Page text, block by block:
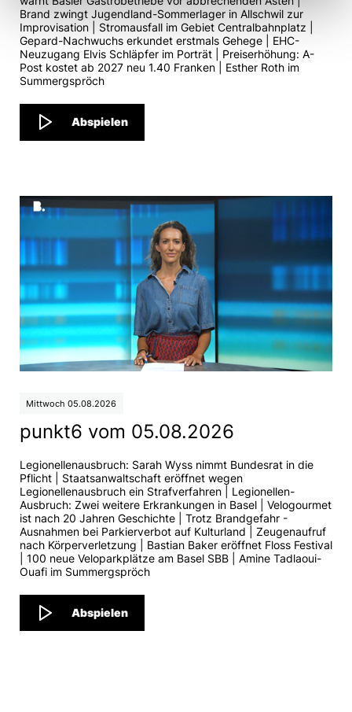
Brand zwingt Jugendland-Sommerlager in Allschwil zur
Improvisation | Stromausfall im Gebiet Centralbahnplatz |
Gepard-Nachwuchs erkundet erstmals Gehege | EHC-
Neuzugang Elvis Schläpfer im Porträt | Preiserhöhung: A-
Post kostet ab 2027 neu 1.40 Franken | Esther Roth im
Summergspröch
Abspielen
Mittwoch 05.08.2026
punkt6 vom 05.08.2026
Legionellenausbruch: Sarah Wyss nimmt Bundesrat in die
Pflicht | Staatsanwaltschaft eröffnet wegen
Legionellenausbruch ein Strafverfahren | Legionellen-
Ausbruch: Zwei weitere Erkrankungen in Basel | Velogourmet
ist nach 20 Jahren Geschichte | Trotz Brandgefahr -
Ausnahmen bei Parkierverbot auf Kulturland | Zeugenaufruf
nach Körperverletzung | Bastian Baker eröffnet Floss Festival
| 100 neue Veloparkplätze am Basel SBB | Amine Tadlaoui-
Ouafi im Summergspröch
Abspielen